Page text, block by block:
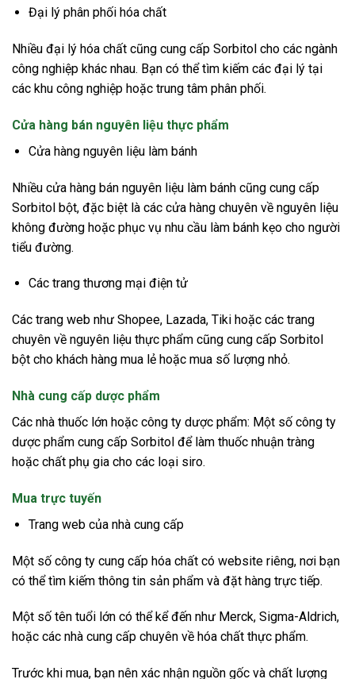
Đại lý phân phối hóa chất
Nhiều đại lý hóa chất cũng cung cấp Sorbitol cho các ngành
công nghiệp khác nhau. Bạn có thể tìm kiếm các đại lý tại
các khu công nghiệp hoặc trung tâm phân phối.
Cửa hàng bán nguyên liệu thực phẩm
Cửa hàng nguyên liệu làm bánh
Nhiều cửa hàng bán nguyên liệu làm bánh cũng cung cấp
Sorbitol bột, đặc biệt là các cửa hàng chuyên về nguyên liệu
không đường hoặc phục vụ nhu cầu làm bánh kẹo cho người
tiểu đường.
Các trang thương mại điện tử
Các trang web như Shopee, Lazada, Tiki hoặc các trang
chuyên về nguyên liệu thực phẩm cũng cung cấp Sorbitol
bột cho khách hàng mua lẻ hoặc mua số lượng nhỏ.
Nhà cung cấp dược phẩm
Các nhà thuốc lớn hoặc công ty dược phẩm: Một số công ty
dược phẩm cung cấp Sorbitol để làm thuốc nhuận tràng
hoặc chất phụ gia cho các loại siro.
Mua trực tuyến
Trang web của nhà cung cấp
Một số công ty cung cấp hóa chất có website riêng, nơi bạn
có thể tìm kiếm thông tin sản phẩm và đặt hàng trực tiếp.
Một số tên tuổi lớn có thể kể đến như Merck, Sigma-Aldrich,
hoặc các nhà cung cấp chuyên về hóa chất thực phẩm.
Trước khi mua, bạn nên xác nhận nguồn gốc và chất lượng